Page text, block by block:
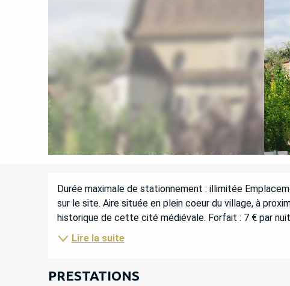
DESCRIPTION
Durée maximale de stationnement : illimitée
sur le site. Aire située en plein coeur du village, à
historique de cette cité médiévale. Forfait : 7 € par
Lire la suite
PRESTATIONS